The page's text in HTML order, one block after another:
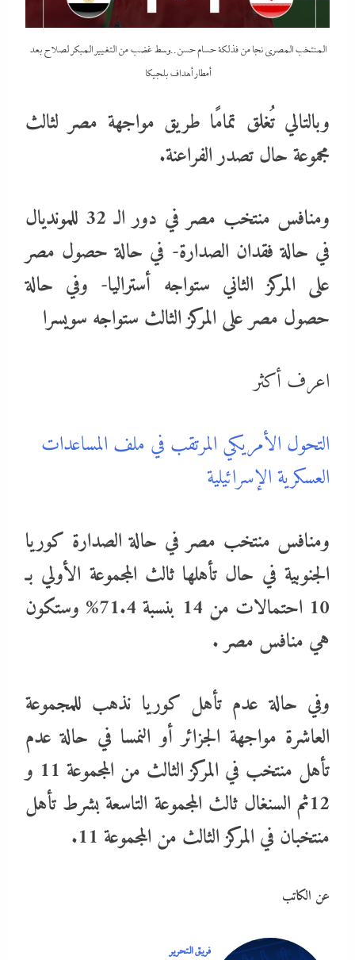
المنتخب المصري نجا من فذلكة حسام حسن..وسط غضب من التغيير المبكر لصلاح بعد
أمطار أهداف بلجيكا
وبالتالي تُغلق تمامًا طريق مواجهة مصر لثالث
مجموعة حال تصدر الفراعنة.
ومنافس منتخب مصر في دور الـ 32 للمونديال
في حالة فقدان الصدارة- في حالة حصول مصر
على المركز الثاني ستواجه أستراليا- وفي حالة
حصول مصر على المركز الثالث ستواجه سويسرا
اعرف أكثر
التحول الأمريكي المرتقب في ملف المساعدات
العسكرية الإسرائيلية
ومنافس منتخب مصر في حالة الصدارة كوريا
الجنوبية في حال تأهلها ثالث المجموعة الأولي بـ
10 احتمالات من 14 بنسبة 71.4% وستكون
هي منافس مصر .
وفي حالة عدم تأهل كوريا نذهب للمجموعة
العاشرة مواجهة الجزائر أو النمسا في حالة عدم
تأهل منتخب في المركز الثالث من المجموعة 11 و
12ثم السنغال ثالث المجموعة التاسعة بشرط تأهل
منتخبان في المركز الثالث من المجموعة 11.
عن الكاتب
فريق التحرير